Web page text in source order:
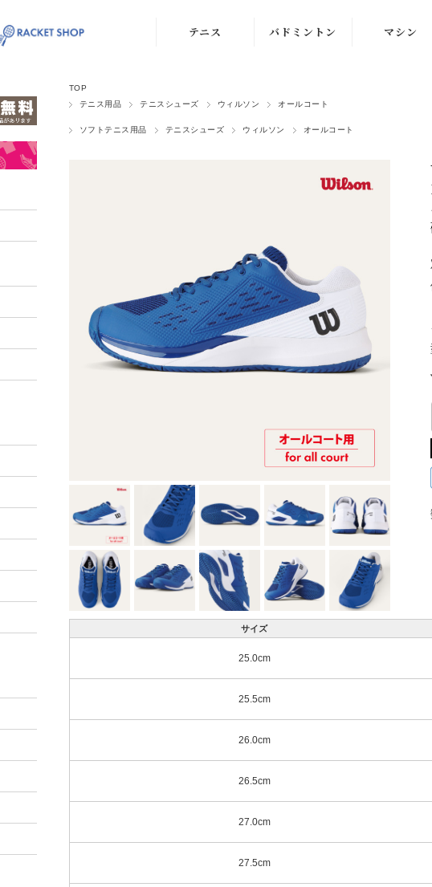
テニス
シューズ
バッグ
バドミントン
シューズ
シャトルコック
アクセサリ
マシン
修理メンテナンス
TOP
テニス用品
テニスシューズ ウィルソン オールコート
ソフトテニス用品 テニスシューズ ウィルソン オールコート
サイズ
25.0cm
25.5cm
26.0cm
26.5cm
27.0cm
27.5cm